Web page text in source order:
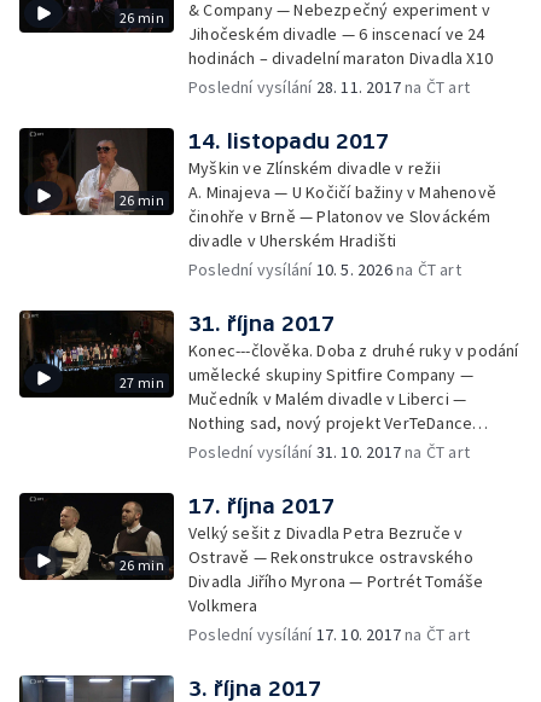
26 min
& Company — Nebezpečný experiment v
Jihočeském divadle — 6 inscenací ve 24
hodinách – divadelní maraton Divadla X10
Poslední vysílání 28. 11. 2017na ČT art
26 min
14. listopadu 2017
Myškin ve Zlínském divadle v režii
A. Minajeva — U Kočičí bažiny v Mahenově
činohře v Brně — Platonov ve Slováckém
divadle v Uherském Hradišti
Poslední vysílání10. 5. 2026na ČT art
27 min
31. října 2017
Konec---člověka. Doba z druhé ruky v podání
umělecké skupiny Spitfire Company —
Mučedník v Malém divadle v Liberci —
Nothing sad, nový projekt VerTeDance
a režisérky Petry Tejnorové
Poslední vysílání31. 10. 2017na ČT art
26 min
17. října 2017
Velký sešit z Divadla Petra Bezruče v
Ostravě — Rekonstrukce ostravského
Divadla Jiřího Myrona — Portrét Tomáše
Volkmera
Poslední vysílání17. 10. 2017na ČT art
3. října 2017